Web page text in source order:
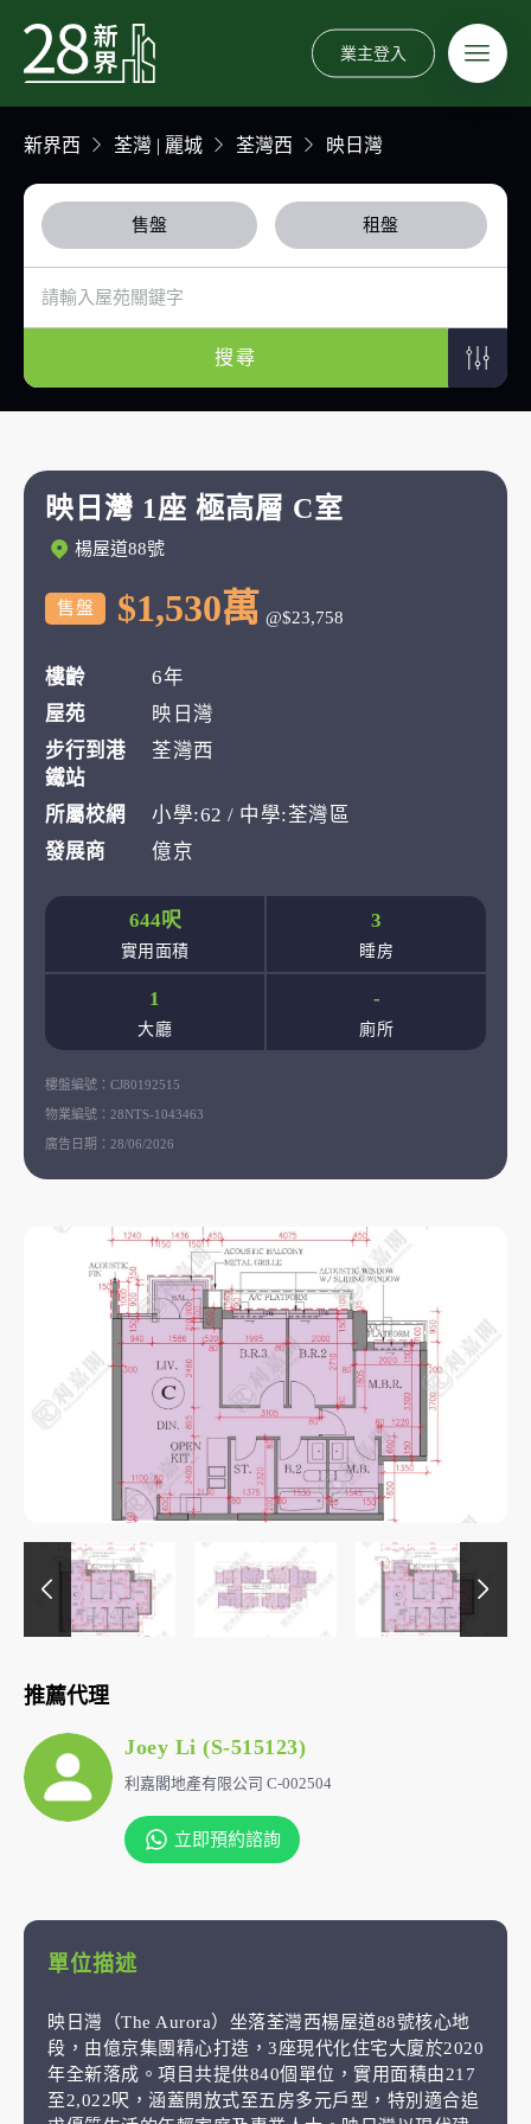
業主登入
新界西 荃灣 | 麗城 荃灣西 映日灣
售盤 租盤
搜尋
映日灣 1座 極高層 C室
楊屋道88號
售盤 $1,530萬 @$23,758
樓齡
6年
屋苑
映日灣
步行到港
鐵站
荃灣西
所屬校網
小學:62 / 中學:荃灣區
發展商
億京
644呎
實用面積
3
睡房
1
大廳
-
廁所
樓盤編號： CJ80192515
物業編號： 28NTS-1043463
廣告日期： 28/06/2026
推薦代理
Joey Li (S-515123)
利嘉閣地產有限公司 C-002504
立即預約諮詢
單位描述
映日灣（The Aurora）坐落荃灣西楊屋道88號核心地
段，由億京集團精心打造，3座現代化住宅大廈於2020
年全新落成。項目共提供840個單位，實用面積由217
至2,022呎，涵蓋開放式至五房多元戶型，特別適合追